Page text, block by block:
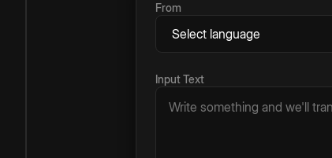
From
Input Text